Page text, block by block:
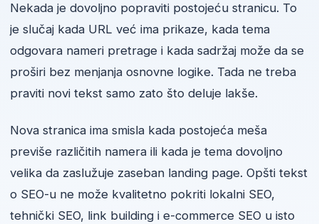
Nekada je dovoljno popraviti postojeću stranicu. To
je slučaj kada URL već ima prikaze, kada tema
odgovara nameri pretrage i kada sadržaj može da se
proširi bez menjanja osnovne logike. Tada ne treba
praviti novi tekst samo zato što deluje lakše.
Nova stranica ima smisla kada postojeća meša
previše različitih namera ili kada je tema dovoljno
velika da zaslužuje zaseban landing page. Opšti tekst
o SEO-u ne može kvalitetno pokriti lokalni SEO,
tehnički SEO, link building i e-commerce SEO u isto